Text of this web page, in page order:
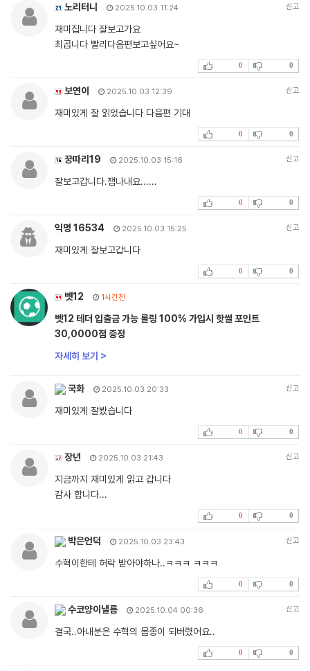
노리터니 2025.10.03 11:24 신고
재미집니다 잘보고가요
최곱니다 빨리다음편보고싶어요~
0 0
보연이 2025.10.03 12:39 신고
재미있게 잘 읽었습니다 다음편 기대
0 0
꿍따리19 2025.10.03 15:16 신고
잘보고갑니다.잼나내요......
0 0
익명 16534 2025.10.03 15:25 신고
재미있게 잘보고갑니다
0 0
벳12 1시간전
벳12 테더 입출금 가능 롤링 100% 가입시 핫썰 포인트
30,0000점 증정
자세히 보기 >
국화 2025.10.03 20:33 신고
재미있게 잘봤습니다
0 0
장년 2025.10.03 21:43 신고
지금까지 재미있게 읽고 갑니다
감사 합니다...
0 0
박은언덕 2025.10.03 23:43 신고
수혁이한테 허락 받아야하나..ㅋㅋㅋ ㅋㅋㅋ
0 0
수코양이낼름 2025.10.04 00:36 신고
결국..아내분은 수혁의 몸종이 되버렸어요..
0 0